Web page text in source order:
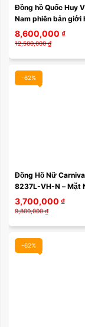
Đồng hồ Quốc Huy
Nam phiên bản giới
Limited 252VN132
kim loại
8,600,000 ₫
12,500,000 ₫
-62%
Đồng Hồ Nữ
8237L-VH-N – Mặt
Cafe Sang Trọng,
Quartz Thụy Sĩ, Dây
3,700,000 ₫
9,800,000 ₫
-62%
Xóa